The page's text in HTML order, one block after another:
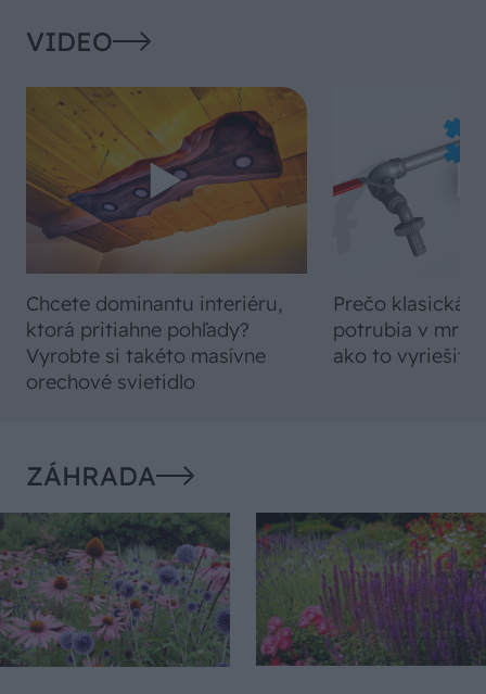
VIDEO
Chcete dominantu interiéru,
ktorá pritiahne pohľady?
Vyrobte si takéto masívne
orechové svietidlo
Prečo klasická
potrubia v
ako to vyriešiť
ZÁHRADA